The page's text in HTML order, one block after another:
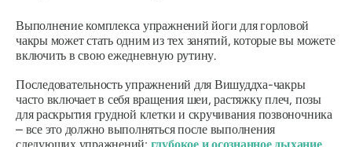
Выполнение комплекса упражнений йоги для горловой
чакры может стать одним из тех занятий, которые вы можете
включить в свою ежедневную рутину.
Последовательность упражнений для Вишуддха-чакры
часто включает в себя вращения шеи, растяжку плеч, позы
для раскрытия грудной клетки и скручивания позвоночника
– все это должно выполняться после выполнения